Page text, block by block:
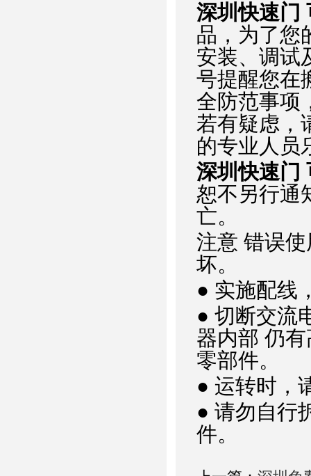
深圳快速门
品，为了您
安装、调试
号提醒您在
全防范事项
若有疑虑，
的专业人员
深圳快速门
恕不另行通
亡。
注意 错误
坏。
● 实施配线
● 切断交流
器内部 仍
零部件。
● 运转时，
● 请勿自行
件。